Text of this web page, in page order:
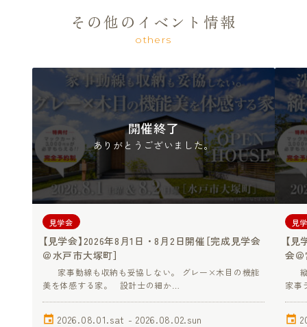
その他のイベント情報
others
開催終了
ありがとうございました。
見学会
【見学会】2026年8月1日・8月2日開催［完成見学会
＠水戸市大塚町］
家事動線も収納も妥協しない。 グレー×木目の機能
美を体感する家。 設計士の細か…
2026.08.01.sat - 2026.08.02.sun
見
【
会＠
縦
家事